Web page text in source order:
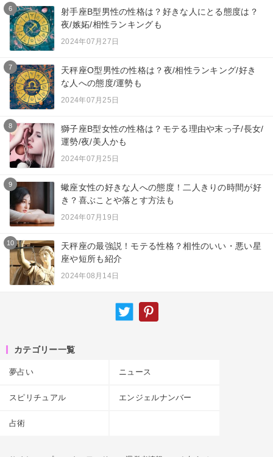
6
射手座B型男性の性格は？好きな人にとる態度は？
夜/嫉妬/相性ランキングも
2024年07月27日
7
天秤座O型男性の性格は？夜/相性ランキング/好き
な人への態度/運勢も
2024年07月25日
8
獅子座B型女性の性格は？モテる理由や末っ子/長女/
運勢/夜/美人かも
2024年07月25日
9
蠍座女性の好きな人への態度！二人きりの時間が好
き？喜ぶことや落とす方法も
2024年07月19日
10
天秤座の最強説！モテる性格？相性のいい・悪い星
座や短所も紹介
2024年08月14日
カテゴリー一覧
夢占い ニュース
スピリチュアル エンジェルナンバー
占術